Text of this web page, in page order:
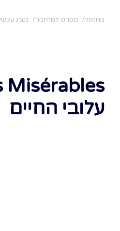
מחזמר מסרט למחזמר מציג
עלובי החיים